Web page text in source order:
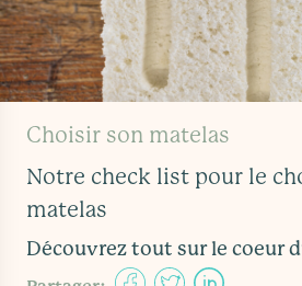
Choisir son matelas
Notre check list pour le
matelas
Découvrez tout sur le coeur